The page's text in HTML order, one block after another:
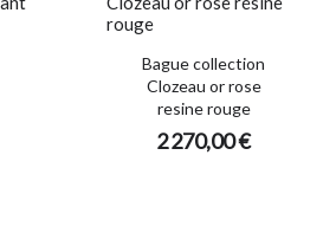
Bague collection
Clozeau or rose
resine rouge
2 270,00 €